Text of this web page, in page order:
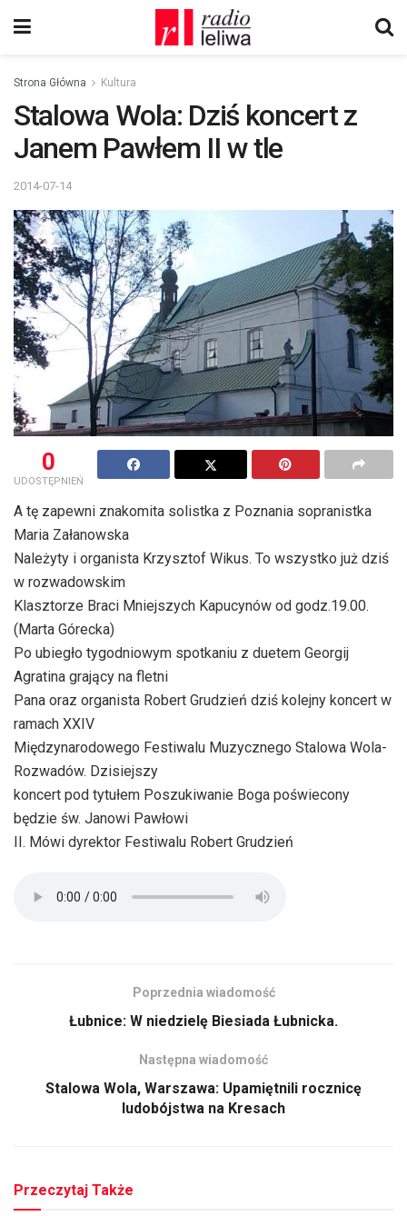
Strona Główna Kultura
Stalowa Wola: Dziś koncert z
Janem Pawłem II w tle
2014-07-14
0
UDOSTĘPNIEŃ
A tę zapewni znakomita solistka z Poznania sopranistka
Maria Załanowska 
Należyty i organista Krzysztof Wikus. To wszystko już dziś
w rozwadowskim
Klasztorze Braci Mniejszych Kapucynów od godz.19.00.
(Marta Górecka)
Po ubiegło tygodniowym spotkaniu z duetem Georgij
Agratina grający na fletni
Pana oraz organista Robert Grudzień dziś kolejny koncert w
ramach XXIV
Międzynarodowego Festiwalu Muzycznego Stalowa Wola-
Rozwadów. Dzisiejszy
koncert pod tytułem Poszukiwanie Boga poświecony
będzie św. Janowi Pawłowi
II. Mówi dyrektor Festiwalu Robert Grudzień
Poprzednia wiadomość
Łubnice: W niedzielę Biesiada Łubnicka.
Następna wiadomość
Stalowa Wola, Warszawa: Upamiętnili rocznicę
ludobójstwa na Kresach
Przeczytaj Także